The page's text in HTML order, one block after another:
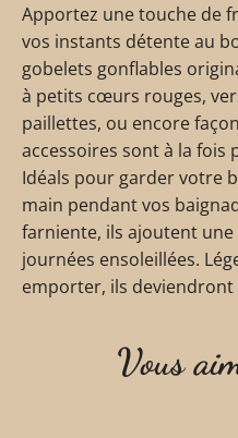
Apportez une touche de
vos instants détente au
gobelets gonflables
à petits cœurs rouges,
paillettes, ou encore
accessoires sont à la
Idéals pour garder votre
main pendant vos
farniente, ils ajoutent
journées ensoleillées.
emporter, ils deviendront
Vous